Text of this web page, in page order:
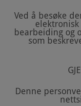
Ved å besøke
elektronisk
bearbeiding og
som
Denne